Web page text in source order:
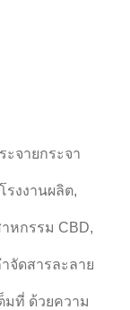
ะจายกระจา
รงงานผลิต,
หกรรม CBD,
จัดสารละลาย
มที่ ด้วยความ